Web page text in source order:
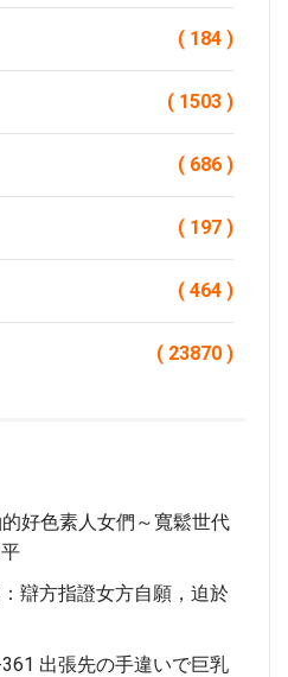
( 184 )
( 1503 )
( 686 )
( 197 )
( 464 )
( 23870 )
好色素人女們～寬鬆世代
辯方指證女方自願，迫於
361 出張先の手違いで巨乳